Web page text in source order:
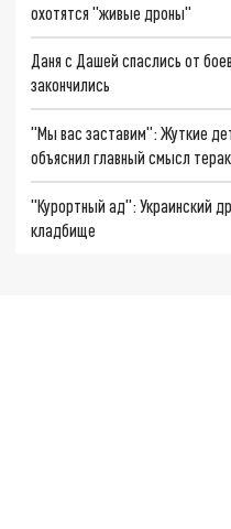
охотятся "живые дроны"
Даня с Дашей спаслись от
закончились
"Мы вас заставим": Жуткие
объяснил главный смысл
"Курортный ад": Украинский
кладбище